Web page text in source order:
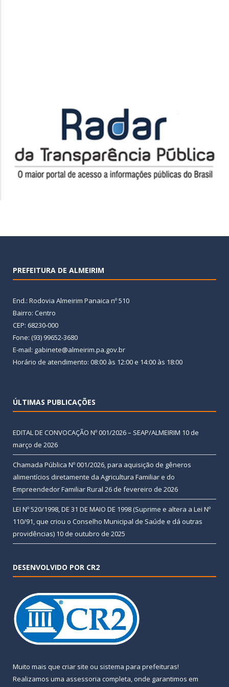
PREFEITURA DE ALMEIRIM
End.: Rodovia Almeirim Panaica nº 510
Bairro: Centro
CEP: 68230-000
Fone: (93) 99652-3680
E-mail: gabinete@almeirim.pa.gov.br
Horário de atendimento: 08:00 às 12:00 e 14:00 às 18:00
ÚLTIMAS PUBLICAÇÕES
EDITAL DE CONVOCAÇÃO Nº 001/2026 – SEAP/ALMEIRIM 10 de
março de 2026
Chamada Pública Nº 001/2026, para aquisição de gêneros
alimentícios diretamente da Agricultura Familiar e do
Empreendedor Familiar Rural 26 de fevereiro de 2026
LEI Nº 520/1998, DE 31 DE MAIO DE 1998 (Suprime e altera a Lei Nº
110/91, que criou o Conselho Municipal de Saúde e dá outras
providências) 10 de outubro de 2025
DESENVOLVIDO POR CR2
Muito mais que criar site ou sistema para prefeituras!
Realizamos uma assessoria completa, onde garantimos em